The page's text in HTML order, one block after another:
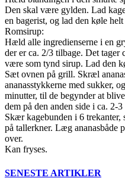
Den skal være gylden. Lad
en bagerist, og lad den køle helt
Romsirup:
Hæld alle ingredienserne i en
der er ca. 2/3 tilbage. Det tager
være som tynd sirup. Lad den
Sæt ovnen på grill. Skræl
ananasstykkerne med sukker,
minutter, til de begynder at
dem på den anden side i ca. 2-3
Skær kagebunden i 6
på tallerkner. Læg ananasbåde
over.
Kan fryses.
SENESTE ARTIKLER